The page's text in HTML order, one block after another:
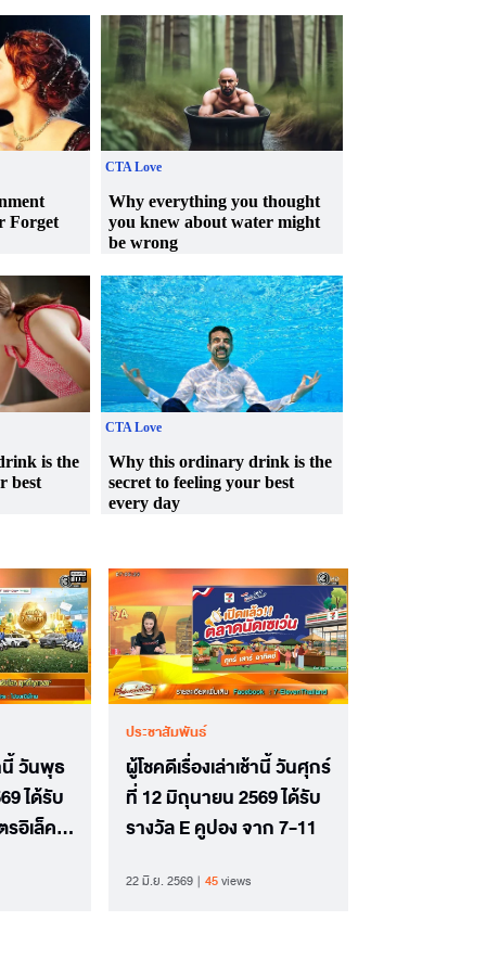
นี้ วันพุธ
ได้รับ
อิเล็คโท
ประชาสัมพันธ์
ผู้โชคดีเรื่องเล่าเช้านี้ วันศุกร์
ที่ 12 มิถุนายน 2569 ได้รับ
รางวัล E คูปอง จาก 7-11
22 มิ.ย. 2569 45views